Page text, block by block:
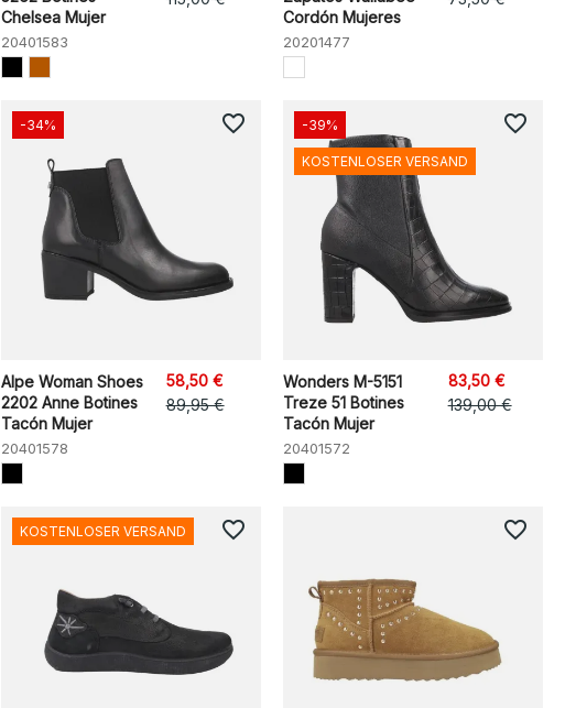
Chelsea Mujer
20401583
Cordón Mujeres
20201477
Alpe Woman Shoes
2202 Anne Botines
Tacón Mujer
20401578
58,50 €
89,95 €
-34% favorite_border
Wonders M-5151
Treze 51 Botines
Tacón Mujer
20401572
83,50 €
139,00 €
-39%
KOSTENLOSER VERSAND
favorite_border
KOSTENLOSER VERSAND favorite_border favorite_border